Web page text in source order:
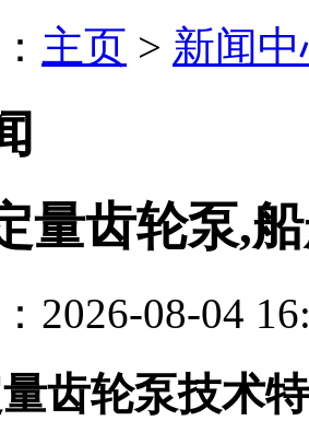
主页 > 新闻
量齿轮泵,
2026-08-04
齿轮泵技术